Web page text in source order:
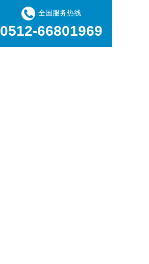
全国服务热线
0512-66801969